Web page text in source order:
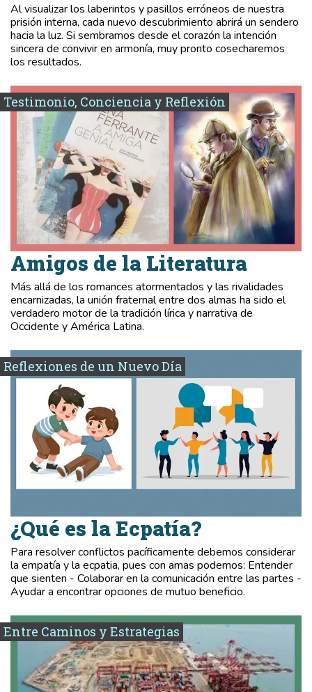
Al visualizar los laberintos y pasillos erróneos de nuestra
prisión interna, cada nuevo descubrimiento abrirá un sendero
hacia la luz. Si sembramos desde el corazón la intención
sincera de convivir en armonía, muy pronto cosecharemos
los resultados.
Testimonio, Conciencia y Reflexión
Amigos de la Literatura
Más allá de los romances atormentados y las rivalidades
encarnizadas, la unión fraternal entre dos almas ha sido el
verdadero motor de la tradición lírica y narrativa de
Occidente y América Latina.
Reflexiones de un Nuevo Día
¿Qué es la Ecpatía?
Para resolver conflictos pacíficamente debemos considerar
la empatía y la ecpatia, pues con amas podemos: Entender
que sienten - Colaborar en la comunicación entre las partes -
Ayudar a encontrar opciones de mutuo beneficio.
Entre Caminos y Estrategias